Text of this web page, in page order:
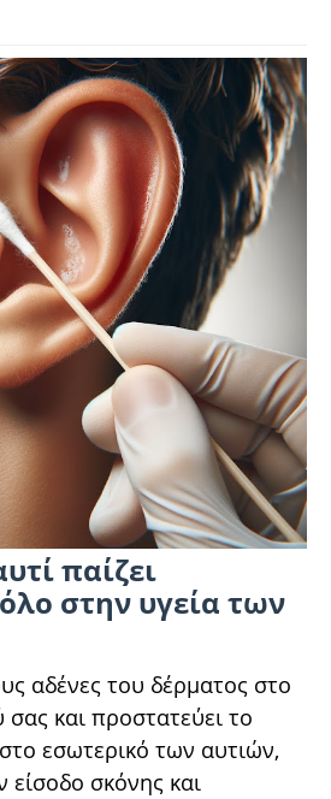
παίζει
στην υγεία των
αδένες του δέρματος στο
σας και προστατεύει το
εσωτερικό των αυτιών,
σκόνης και